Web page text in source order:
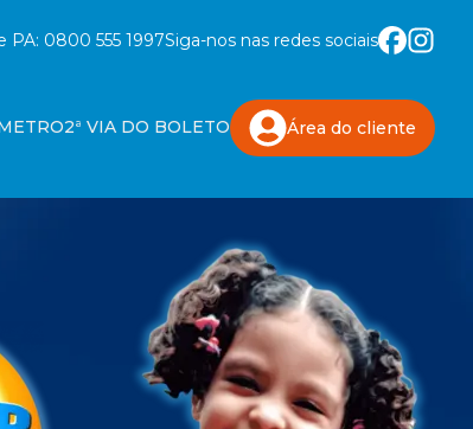
PA: 0800 555 1997Siga-nos nas redes sociais
2ª VIA DO BOLETO Área do cliente